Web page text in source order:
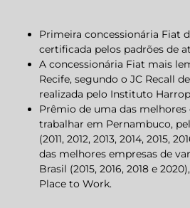
Primeira concessionária Fiat
certificada pelos padrões de
A concessionária Fiat mais
Recife, segundo o JC Recall
realizada pelo Instituto
Prêmio de uma das melhores
trabalhar em Pernambuco,
(2011, 2012, 2013, 2014, 2015,
das melhores empresas de
Brasil (2015, 2016, 2018 e
Place to Work.